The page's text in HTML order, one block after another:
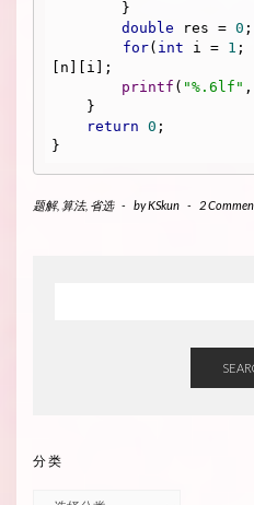
double res = 0 ;
for( int i = 1 ;
[n][i];
printf ( "%.6lf"
return 0 ;
题解, 算法, 省选 - byKSkun - 2
分类